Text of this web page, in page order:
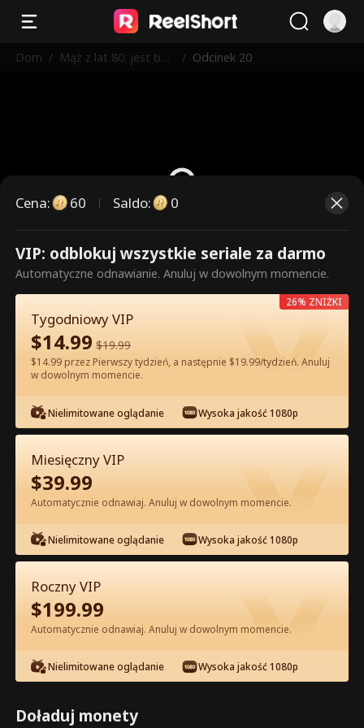
Dom / Mąż z lat 80. jest bar
/ Odcinek 20
To są płatne odcinki. Odblokuj,
aby oglądać.
60
Odcinek 20 - Mąż z lat 80. jest bardzo
niewinny Pełna Wersja Filmu
1-50 51-60 Wszystkie Odcinki
20 21 22 23 24
Cena: 60 Saldo: 0
VIP: odblokuj wszystkie seriale za darmo
Automatyczne odnawianie. Anuluj w dowolnym momencie.
Tygodniowy VIP
$14.99 $19.99
$14.99 przez Pierwszy tydzień, a następnie $19.99/tydzień. Anuluj
w dowolnym momencie.
Nielimitowane oglądanie Wysoka jakość 1080p
26% ZNIŻKI
Miesięczny VIP
$39.99
Automatycznie odnawiaj. Anuluj w dowolnym momencie.
Nielimitowane oglądanie Wysoka jakość 1080p
Roczny VIP
$199.99
Automatycznie odnawiaj. Anuluj w dowolnym momencie.
Nielimitowane oglądanie Wysoka jakość 1080p
Doładuj monety